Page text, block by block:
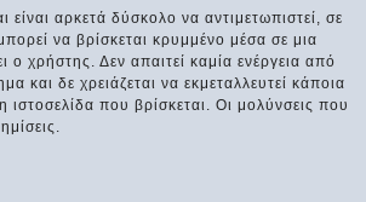
αρκετά δύσκολο να αντιμετωπιστεί, σε
να βρίσκεται κρυμμένο μέσα σε μια
ο χρήστης. Δεν απαιτεί καμία ενέργεια από
και δε χρειάζεται να εκμεταλλευτεί κάποια
που βρίσκεται. Οι μολύνσεις που